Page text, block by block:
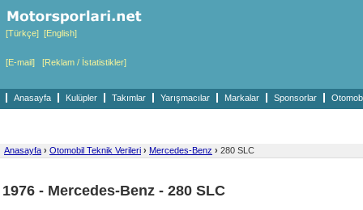
[Türkçe] [English]
[E-mail] [Reklam / İstatistikler]
Anasayfa Kulüpler Takımlar Yarışmacılar Markalar Sponsorlar
Anasayfa › Otomobil Teknik Verileri › Mercedes-Benz › 280 SLC
1976 - Mercedes-Benz - 280 SLC